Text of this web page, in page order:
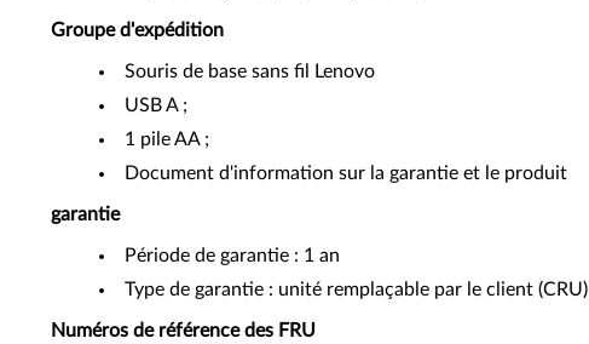
Groupe d'expédition
Souris de base sans fil Lenovo
USB A ;
1 pile AA ;
Document d'information sur la garantie et le produit
garantie
Période de garantie : 1 an
Type de garantie : unité remplaçable par le client (CRU)
Numéros de référence des FRU